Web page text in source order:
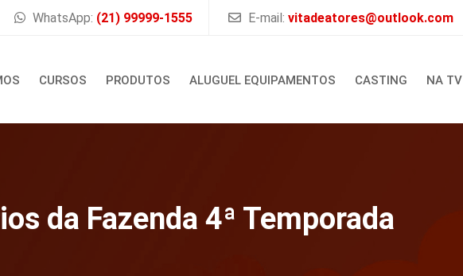
WhatsApp: (21) 99999-1555 E-mail: vitadeatores@outlook.com
CURSOS PRODUTOS ALUGUEL EQUIPAMENTOS CASTING NA TV
da Fazenda 4ª Temporada